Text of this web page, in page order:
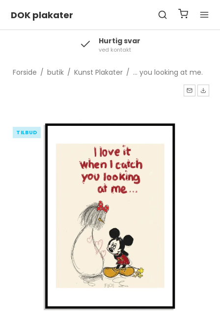
DOK plakater
Levering
2-3 hverdage
Forside / butik / Kunst Plakater / ... you looking at me.
TILBUD